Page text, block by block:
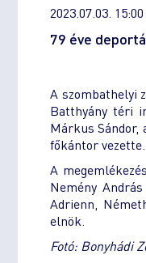
2023.07.03. 15:00
79 éve
A szombathelyi
Batthyány téri
Márkus
főkántor vezette.
A
Nemény
Adrienn,
elnök.
Fotó: Bonyhádi